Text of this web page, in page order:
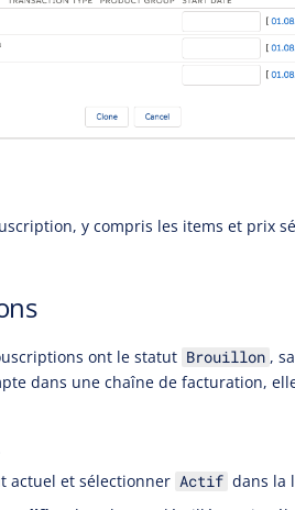
y compris les items et prix
ont le statut Brouillon ,
dans une chaîne de facturation,
actuel et sélectionner Actif dans la